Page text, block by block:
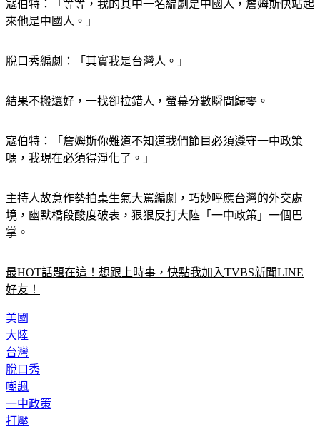
寇伯特：「等等，我的其中一名編劇是中國人，詹姆斯快站起
來他是中國人。」
脫口秀編劇：「其實我是台灣人。」
結果不搬還好，一找卻拉錯人，螢幕分數瞬間歸零。
寇伯特：「詹姆斯你難道不知道我們節目必須遵守一中政策
嗎，我現在必須得淨化了。」
主持人故意作勢拍桌生氣大罵編劇，巧妙呼應台灣的外交處
境，幽默橋段酸度破表，狠狠反打大陸「一中政策」一個巴
掌。
最HOT話題在這！想跟上時事，快點我加入TVBS新聞LINE
好友！
美國
大陸
台灣
脫口秀
嘲諷
一中政策
打壓